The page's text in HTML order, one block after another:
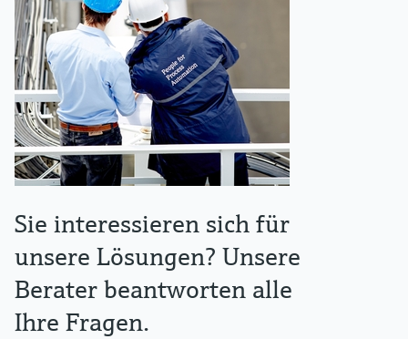
Sie interessieren sich für
unsere Lösungen? Unsere
Berater beantworten alle
Ihre Fragen.